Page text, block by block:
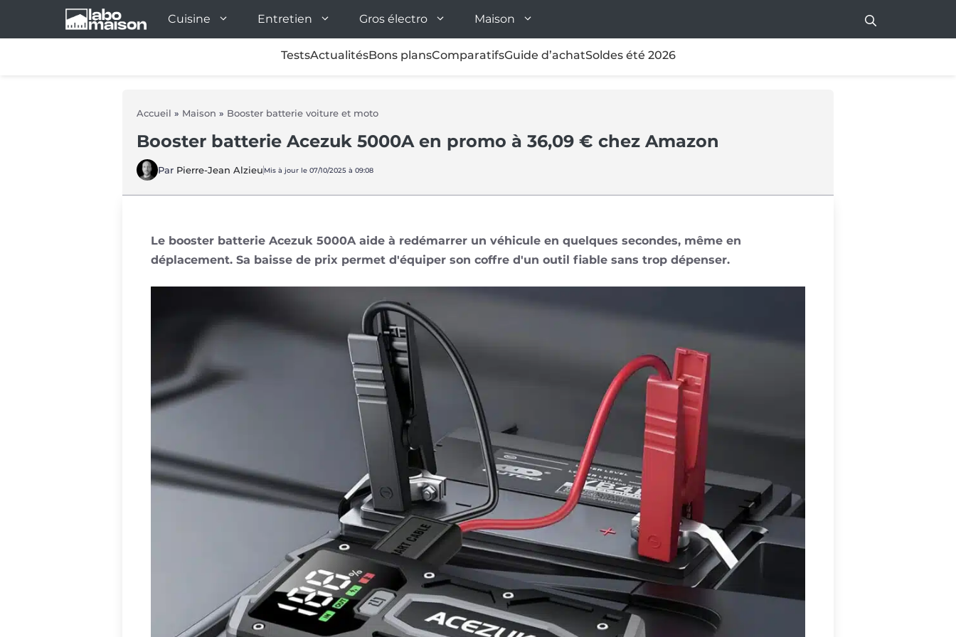
Cuisine Entretien Gros électro Maison
TestsActualitésBons plansComparatifsGuide d’achatSoldes été 2026
Accueil » Maison » Booster batterie voiture et moto
Booster batterie Acezuk 5000A en promo à 36,09 € chez Amazon
Par Pierre-Jean Alzieu Mis à jour le 07/10/2025 à 09:08
Le booster batterie Acezuk 5000A aide à redémarrer un véhicule en quelques secondes, même en
déplacement. Sa baisse de prix permet d'équiper son coffre d'un outil fiable sans trop dépenser.